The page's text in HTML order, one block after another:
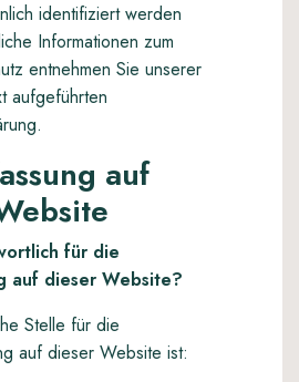
identifiziert werden
Informationen zum
entnehmen Sie unserer
aufgeführten
auf
für die
auf dieser Website?
Stelle für die
auf dieser Website ist: